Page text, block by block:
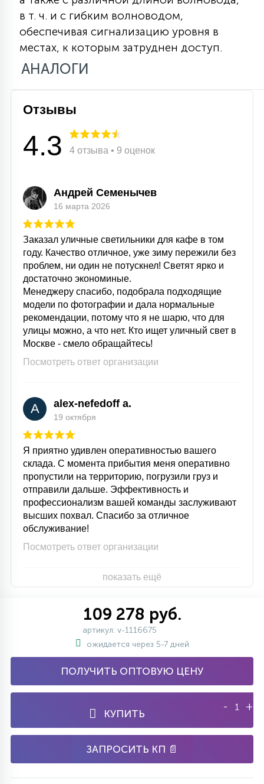
С УПРАВЛЕНИЕМ
АКСЕССУАРЫ
в т. ч. и с гибким волноводом,
обеспечивая сигнализацию уровня в
местах, к которым затруднен доступ.
АНАЛОГИ
Отзывы
4.3 4 отзыва • 9 оценок
Андрей Семенычев
16 марта 2026
Заказал уличные светильники для кафе в том
году. Качество отличное, уже зиму пережили без
проблем, ни один не потускнел! Светят ярко и
достаточно экономиные.
Менеджеру спасибо, подобрала подходящие
модели по фотографии и дала нормальные
рекомендации, потому что я не шарю, что для
улицы можно, а что нет. Кто ищет уличный свет в
Москве - смело обращайтесь!
Посмотреть ответ организации
A alex-nefedoff a.
19 октября
Я приятно удивлен оперативностью вашего
склада. С момента прибытия меня оперативно
пропустили на территорию, погрузили груз и
отправили дальше. Эффективность и
профессионализм вашей команды заслуживают
высших похвал. Спасибо за отличное
обслуживание!
Посмотреть ответ организации
показать ещё
109 278 руб.
артикул: v-1116675
ожидается через 5-7 дней
ПОЛУЧИТЬ ОПТОВУЮ ЦЕНУ
КУПИТЬ
- +
ЗАПРОСИТЬ КП 📄